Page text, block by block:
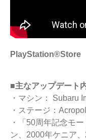
PlayStation®Store
■主なアップデート
・マシン： Subaru
・ステージ：
・「50周年記念モ
ン、2000年ケニア